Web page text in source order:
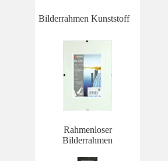
Bilderrahmen Kunststoff
Rahmenloser
Bilderrahmen